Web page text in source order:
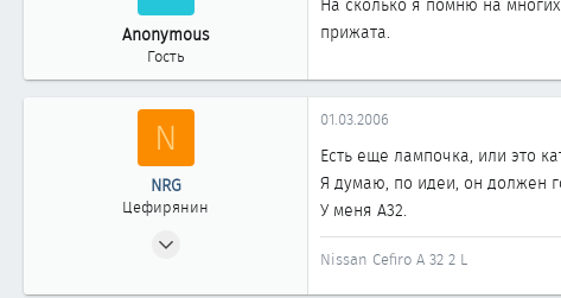
Anonymous
Гость
На сколько я помню на
прижата.
N
NRG
Цефирянин
01.03.2006
Есть еще лампочка, или это
Я думаю, по идеи, он должен
У меня А32.
Nissan Cefiro A 32 2 L